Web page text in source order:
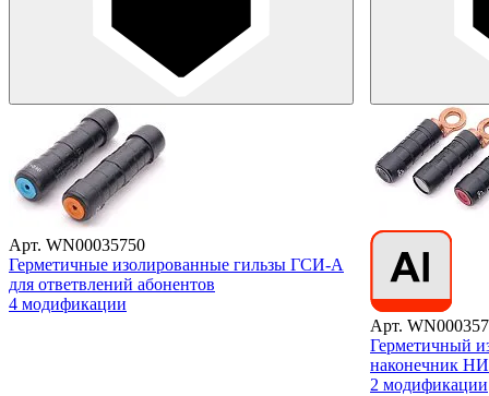
Арт. WN00035750
Герметичные изолированные гильзы ГСИ-А
для ответвлений абонентов
4 модификации
Арт.
Герметичный
наконечник
2 модификации